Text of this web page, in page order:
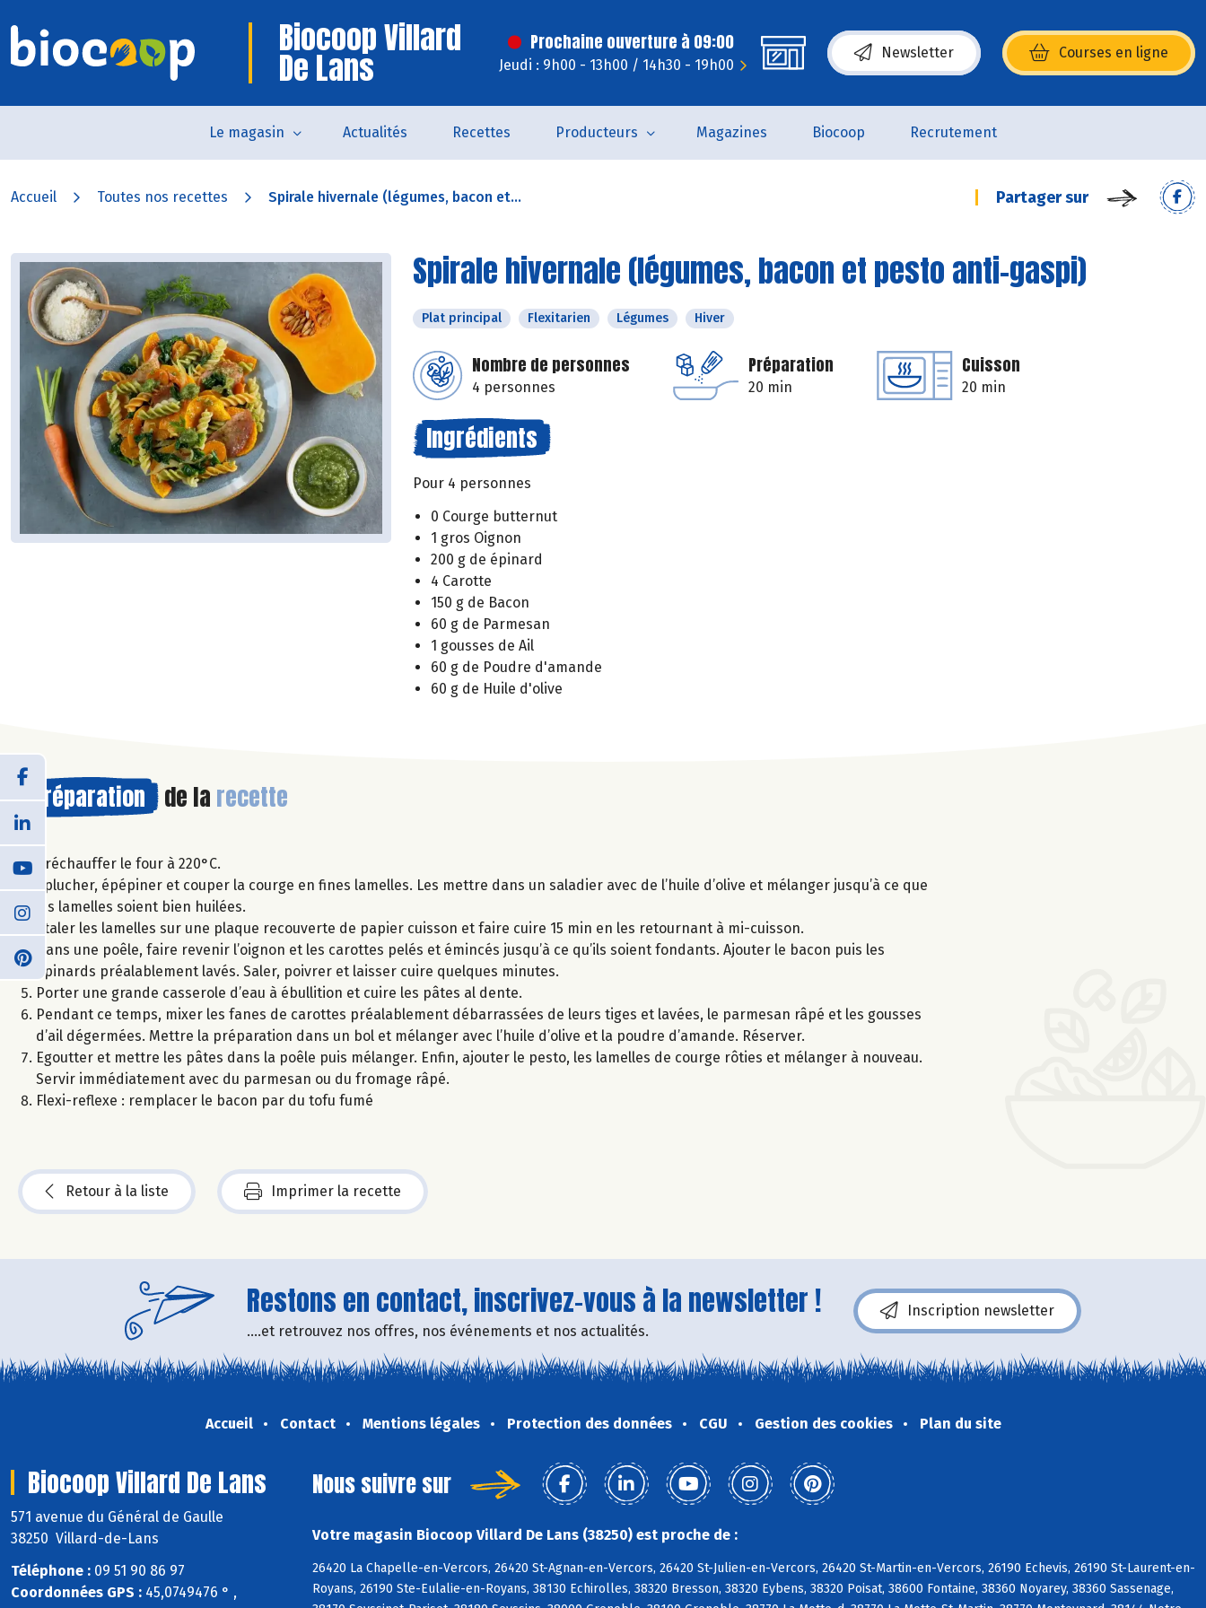
Biocoop Villard
De Lans
Prochaine ouverture à 09:00
Jeudi : 9h00 - 13h00 / 14h30 - 19h00
Newsletter Courses en ligne
(s’ouvre dans une nouvelle fenêtre)
Le magasin Actualités Recettes Producteurs Magazines Biocoop Recrutement
Accueil Toutes nos recettes Spirale hivernale (légumes, bacon et... Partager sur
Spirale hivernale (légumes, bacon et pesto anti-gaspi)
Plat principal Flexitarien Légumes Hiver
Nombre de personnes
4 personnes
Préparation
20 min
Cuisson
20 min
Ingrédients
Pour 4 personnes
0 Courge butternut
1 gros Oignon
200 g de épinard
4 Carotte
150 g de Bacon
60 g de Parmesan
1 gousses de Ail
60 g de Poudre d'amande
60 g de Huile d'olive
Préparation de la recette
Préchauffer le four à 220°C.
Eplucher, épépiner et couper la courge en fines lamelles. Les mettre dans un saladier avec de l’huile d’olive et mélanger jusqu’à ce que
les lamelles soient bien huilées.
Etaler les lamelles sur une plaque recouverte de papier cuisson et faire cuire 15 min en les retournant à mi-cuisson.
Dans une poêle, faire revenir l’oignon et les carottes pelés et émincés jusqu’à ce qu’ils soient fondants. Ajouter le bacon puis les
épinards préalablement lavés. Saler, poivrer et laisser cuire quelques minutes.
Porter une grande casserole d’eau à ébullition et cuire les pâtes al dente.
Pendant ce temps, mixer les fanes de carottes préalablement débarrassées de leurs tiges et lavées, le parmesan râpé et les gousses
d’ail dégermées. Mettre la préparation dans un bol et mélanger avec l’huile d’olive et la poudre d’amande. Réserver.
Egoutter et mettre les pâtes dans la poêle puis mélanger. Enfin, ajouter le pesto, les lamelles de courge rôties et mélanger à nouveau.
Servir immédiatement avec du parmesan ou du fromage râpé.
Flexi-reflexe : remplacer le bacon par du tofu fumé
Retour à la liste Imprimer la recette
Restons en contact, inscrivez-vous à la newsletter !
....et retrouvez nos offres, nos événements et nos actualités.
Inscription newsletter
Accueil Contact Mentions légales Protection des données CGU Gestion des cookies Plan du site
Biocoop Villard De Lans
571 avenue du Général de Gaulle
38250 Villard-de-Lans
Téléphone : 09 51 90 86 97
Coordonnées GPS : 45,0749476 ° ,
Nous suivre sur
Votre magasin Biocoop Villard De Lans (38250) est proche de :
26420 La Chapelle-en-Vercors, 26420 St-Agnan-en-Vercors, 26420 St-Julien-en-Vercors, 26420 St-Martin-en-Vercors, 26190 Echevis, 26190 St-Laurent-en-
Royans, 26190 Ste-Eulalie-en-Royans, 38130 Echirolles, 38320 Bresson, 38320 Eybens, 38320 Poisat, 38600 Fontaine, 38360 Noyarey, 38360 Sassenage,